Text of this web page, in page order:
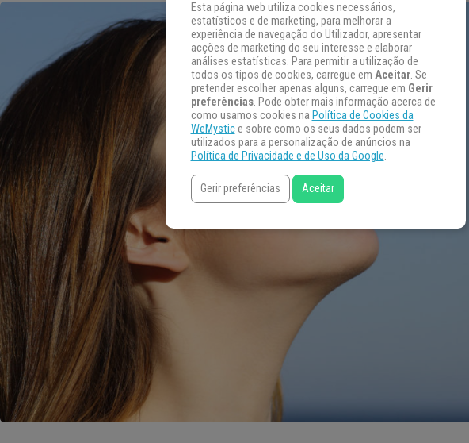
Esta página web utiliza cookies necessários,
estatísticos e de marketing, para melhorar a
experiência de navegação do Utilizador, apresentar
acções de marketing do seu interesse e elaborar
análises estatísticas. Para permitir a utilização de
todos os tipos de cookies, carregue em Aceitar. Se
pretender escolher apenas alguns, carregue em Gerir
preferências. Pode obter mais informação acerca de
como usamos cookies na Política de Cookies da
WeMystice sobre como os seus dados podem ser
utilizados para a personalização de anúncios na
Política de Privacidade e de Uso da Google.
Gerir preferências Aceitar